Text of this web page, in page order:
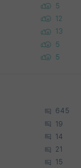
5
12
13
5
5
645
19
14
21
15